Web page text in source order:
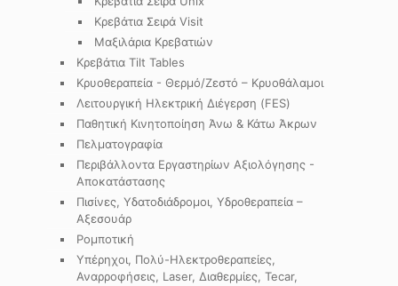
Κρεβάτια Σειρά Visit
Μαξιλάρια Κρεβατιών
Κρεβάτια Tilt Tables
Κρυοθεραπεία - Θερμό/Ζεστό – Κρυοθάλαμοι
Λειτουργική Ηλεκτρική Διέγερση (FES)
Παθητική Κινητοποίηση Άνω & Κάτω Άκρων
Πελματογραφία
Περιβάλλοντα Εργαστηρίων Αξιολόγησης -
Αποκατάστασης
Πισίνες, Υδατοδιάδρομοι, Υδροθεραπεία –
Αξεσουάρ
Ρομποτική
Υπέρηχοι, Πολύ-Ηλεκτροθεραπείες,
Αναρροφήσεις, Laser, Διαθερμίες, Tecar,